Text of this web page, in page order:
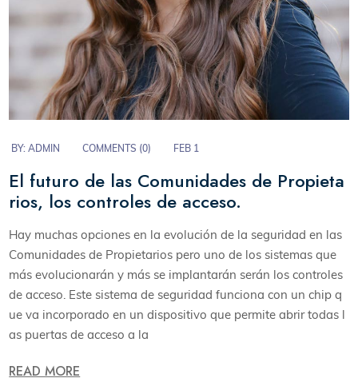
BY:ADMIN COMMENTS (0) FEB 1
El futuro de las Comunidades de Propieta
rios, los controles de acceso.
Hay muchas opciones en la evolución de la seguridad en las
Comunidades de Propietarios pero uno de los sistemas que
más evolucionarán y más se implantarán serán los controles
de acceso. Este sistema de seguridad funciona con un chip q
ue va incorporado en un dispositivo que permite abrir todas l
as puertas de acceso a la
READ MORE